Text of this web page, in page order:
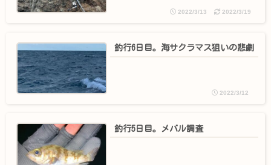
2022/3/13 2022/3/19
釣行6日目。海サクラマス狙いの悲劇
2022/3/12
釣行5日目。メバル調査